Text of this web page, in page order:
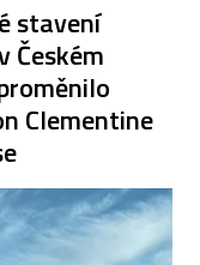
stavení
Českém
Clementine